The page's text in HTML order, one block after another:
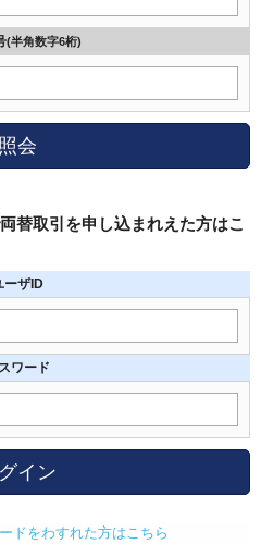
(半角数字6桁)
照会
替取引を申し込まれえた方はこ
ーザID
ワード
イン
ドをわすれた方はこちら